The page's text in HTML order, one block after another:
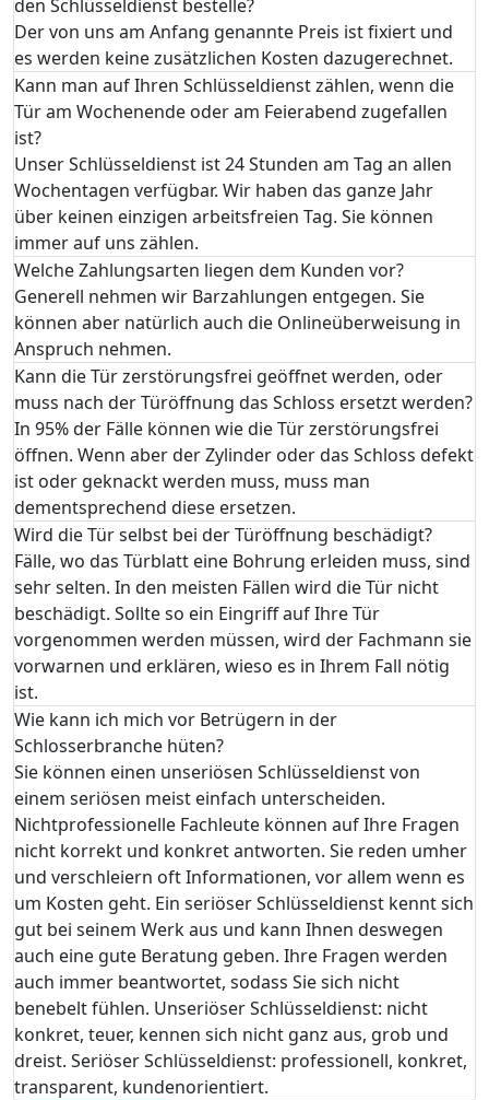
den Schlüsseldienst bestelle?
Der von uns am Anfang genannte Preis ist fixiert und
es werden keine zusätzlichen Kosten dazugerechnet.
Kann man auf Ihren Schlüsseldienst zählen, wenn die
Tür am Wochenende oder am Feierabend zugefallen
ist?
Unser Schlüsseldienst ist 24 Stunden am Tag an allen
Wochentagen verfügbar. Wir haben das ganze Jahr
über keinen einzigen arbeitsfreien Tag. Sie können
immer auf uns zählen.
Welche Zahlungsarten liegen dem Kunden vor?
Generell nehmen wir Barzahlungen entgegen. Sie
können aber natürlich auch die Onlineüberweisung in
Anspruch nehmen.
Kann die Tür zerstörungsfrei geöffnet werden, oder
muss nach der Türöffnung das Schloss ersetzt werden?
In 95% der Fälle können wie die Tür zerstörungsfrei
öffnen. Wenn aber der Zylinder oder das Schloss defekt
ist oder geknackt werden muss, muss man
dementsprechend diese ersetzen.
Wird die Tür selbst bei der Türöffnung beschädigt?
Fälle, wo das Türblatt eine Bohrung erleiden muss, sind
sehr selten. In den meisten Fällen wird die Tür nicht
beschädigt. Sollte so ein Eingriff auf Ihre Tür
vorgenommen werden müssen, wird der Fachmann sie
vorwarnen und erklären, wieso es in Ihrem Fall nötig
ist.
Wie kann ich mich vor Betrügern in der
Schlosserbranche hüten?
Sie können einen unseriösen Schlüsseldienst von
einem seriösen meist einfach unterscheiden.
Nichtprofessionelle Fachleute können auf Ihre Fragen
nicht korrekt und konkret antworten. Sie reden umher
und verschleiern oft Informationen, vor allem wenn es
um Kosten geht. Ein seriöser Schlüsseldienst kennt sich
gut bei seinem Werk aus und kann Ihnen deswegen
auch eine gute Beratung geben. Ihre Fragen werden
auch immer beantwortet, sodass Sie sich nicht
benebelt fühlen. Unseriöser Schlüsseldienst: nicht
konkret, teuer, kennen sich nicht ganz aus, grob und
dreist. Seriöser Schlüsseldienst: professionell, konkret,
transparent, kundenorientiert.